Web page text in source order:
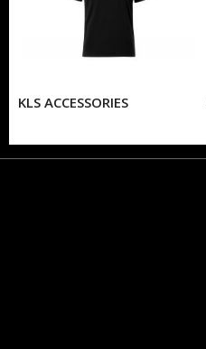
KLS ACCESSORIES